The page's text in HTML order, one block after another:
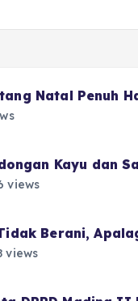
Natal Penuh
Kayu dan
views
Berani,
views